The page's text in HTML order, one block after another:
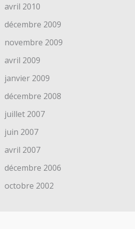
avril 2010
décembre 2009
novembre 2009
avril 2009
janvier 2009
décembre 2008
juillet 2007
juin 2007
avril 2007
décembre 2006
octobre 2002